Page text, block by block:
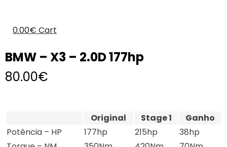
0.00€ Cart
BMW – X3 – 2.0D 177hp
80.00€
Original Stage 1
Ganho
Potência – HP
177hp 215hp
38hp